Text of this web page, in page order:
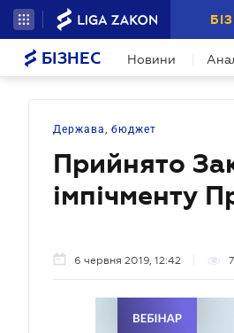
БІЗНЕС Новини
Держава, бюджет
Прийнято
імпічменту
6 червня 2019, 12:42